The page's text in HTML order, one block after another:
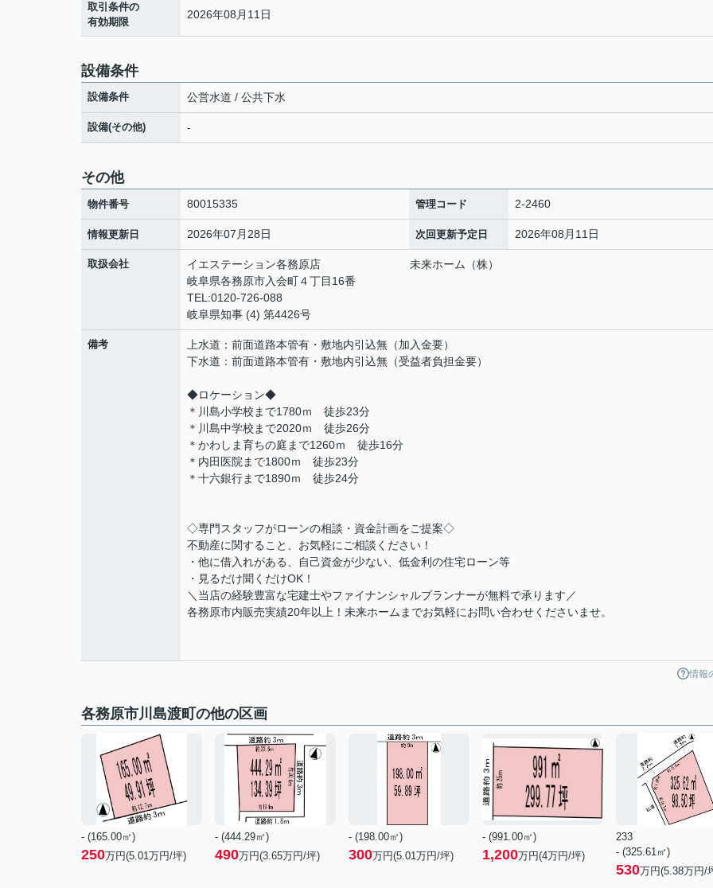
取引条件の
有効期限
2026年08月11日
設備条件
設備条件 公営水道 / 公共下水
設備(その他) -
その他
物件番号 80015335 管理コード 2-2460
情報更新日 2026年07月28日 次回更新予定日 2026年08月11日
取扱会社
イエステーション各務原店 未来ホーム（株）
岐阜県各務原市入会町４丁目16番
TEL:0120-726-088
岐阜県知事 (4) 第4426号
備考
上水道：前面道路本管有・敷地内引込無（加入金要）
下水道：前面道路本管有・敷地内引込無（受益者負担金要）
◆ロケーション◆
＊川島小学校まで1780ｍ 徒歩23分
＊川島中学校まで2020ｍ 徒歩26分
＊かわしま育ちの庭まで1260ｍ 徒歩16分
＊内田医院まで1800ｍ 徒歩23分
＊十六銀行まで1890ｍ 徒歩24分
◇専門スタッフがローンの相談・資金計画をご提案◇
不動産に関すること、お気軽にご相談ください！
・他に借入れがある、自己資金が少ない、低金利の住宅ローン等
・見るだけ聞くだけOK！
＼当店の経験豊富な宅建士やファイナンシャルプランナーが無料で承ります／
各務原市内販売実績20年以上！未来ホームまでお気軽にお問い合わせくださいませ。
情報
各務原市川島渡町の他の区画
- (165.00㎡)
250万円(5.01万円/坪)
- (444.29㎡)
490万円(3.65万円/坪)
- (198.00㎡)
300万円(5.01万円/坪)
- (991.00㎡)
1,200万円(4万円/坪)
233
- (325.61㎡)
530万円(5.38万円/